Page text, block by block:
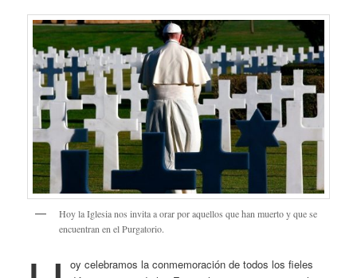
Hoy la Iglesia nos invita a orar por aquellos que han muerto y que se
encuentran en el Purgatorio.
oy celebramos la conmemoración de todos los fieles